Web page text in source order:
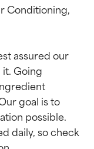
Conditioning,
assured our
Going
goal is to
possible.
daily, so check